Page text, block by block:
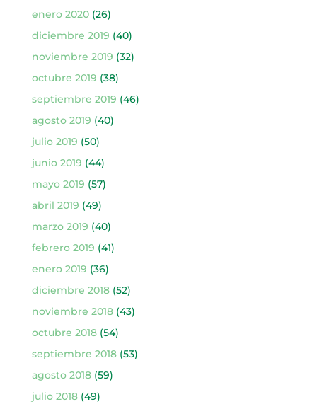
enero 2020(26)
diciembre 2019 (40)
noviembre 2019 (32)
octubre 2019 (38)
septiembre 2019 (46)
agosto 2019 (40)
julio 2019 (50)
junio 2019 (44)
mayo 2019 (57)
abril 2019 (49)
marzo 2019 (40)
febrero 2019 (41)
enero 2019 (36)
diciembre 2018(52)
noviembre 2018(43)
octubre 2018(54)
septiembre 2018(53)
agosto 2018(59)
julio 2018(49)